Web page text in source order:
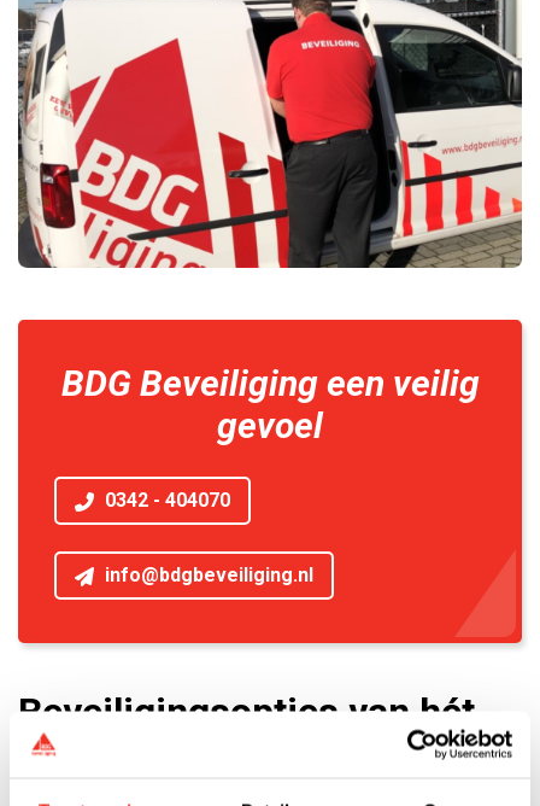
BDG Beveiliging een veilig
gevoel
0342 - 404070
info@bdgbeveiliging.nl
Beveiligingsopties van hét
beveiligingsbedrijf van
Apeldoorn